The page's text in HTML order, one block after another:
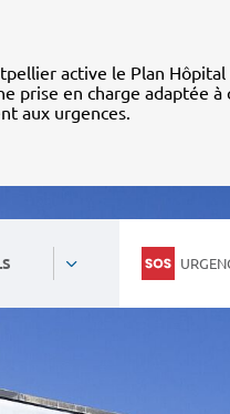
active le Plan Hôpital
prise en charge adaptée à
aux urgences.